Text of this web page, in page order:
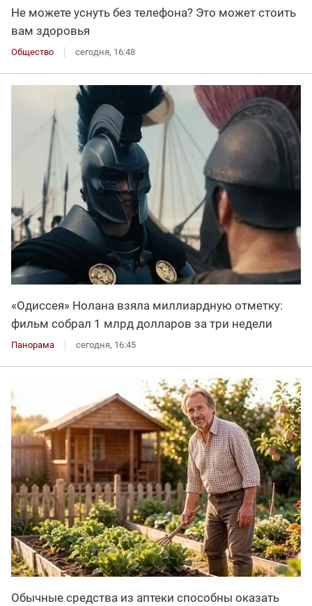
Не можете уснуть без телефона? Это может стоить
вам здоровья
Общество сегодня, 16:48
«Одиссея» Нолана взяла миллиардную отметку:
фильм собрал 1 млрд долларов за три недели
Панорама сегодня, 16:45
Обычные средства из аптеки способны оказать